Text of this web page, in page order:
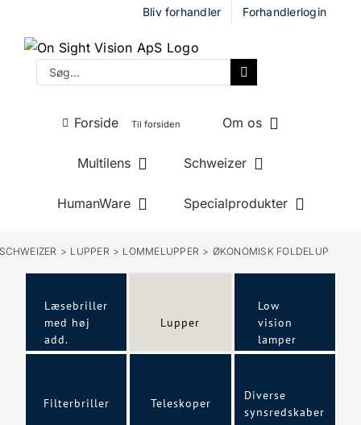
content
Bliv forhandler Forhandlerlogin
Søg
efter:
Forside
Til forsiden Om os
Multilens Schweizer
HumanWare Specialprodukter
LUPPER LOMMELUPPER ØKONOMISK FOLDELUP
Læsebriller
med høj
add.
Lupper
Low
vision
lamper
Filterbriller Teleskoper
Diverse
synsredskaber